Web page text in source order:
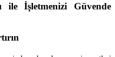
ile İşletmenizi Güvende